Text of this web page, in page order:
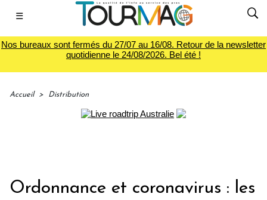
☰
Nos bureaux sont fermés du 27/07 au 16/08. Retour de la newsletter
quotidienne le 24/08/2026. Bel été !
Accueil > Distribution
Ordonnance et coronavirus : les